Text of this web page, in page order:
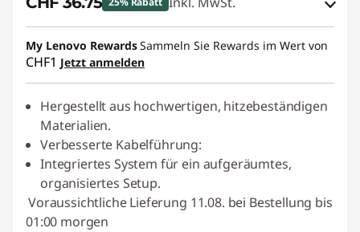
eCoupon-Rabatt :-CHF 12.25
eCoupon :SALES
My Lenovo RewardsSammeln Sie Rewards im Wert von
CHF1 Jetzt anmelden
Hergestellt aus hochwertigen, hitzebeständigen
Materialien.
Verbesserte Kabelführung:
Integriertes System für ein aufgeräumtes,
organisiertes Setup.
Voraussichtliche Lieferung 11.08. bei Bestellung bis
01:00 morgen